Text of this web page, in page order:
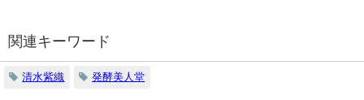
関連キーワード
清水紫織 発酵美人堂